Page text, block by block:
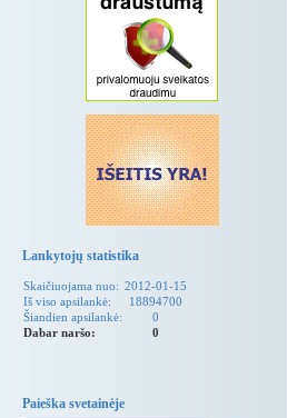
Lankytojų statistika
Skaičiuojama nuo: 2012-01-15
Iš viso apsilankė:
18894700
Šiandien apsilankė:
0
Dabar naršo:
0
Paieška svetainėje